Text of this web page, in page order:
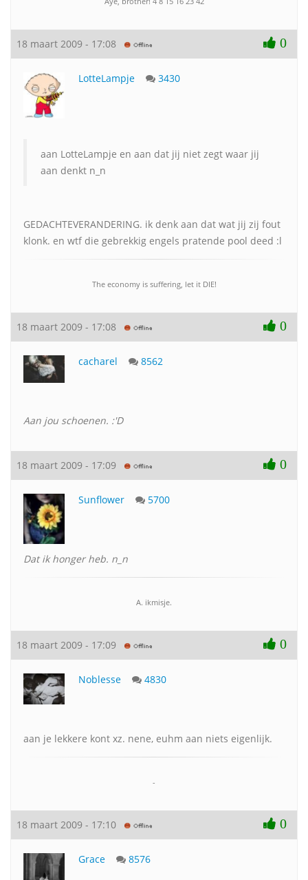
18 maart 2009 - 17:08 0
LotteLampje 3430
aan LotteLampje en aan dat jij niet zegt waar jij
aan denkt n_n
GEDACHTEVERANDERING. ik denk aan dat wat jij zij fout
klonk. en wtf die gebrekkig engels pratende pool deed :l
The economy is suffering, let it DIE!
18 maart 2009 - 17:08 0
cacharel 8562
Aan jou schoenen. :'D
18 maart 2009 - 17:09 0
Sunflower 5700
Dat ik honger heb. n_n
A. ikmisje.
18 maart 2009 - 17:09 0
Noblesse 4830
aan je lekkere kont xz. nene, euhm aan niets eigenlijk.
-
18 maart 2009 - 17:10 0
Grace 8576